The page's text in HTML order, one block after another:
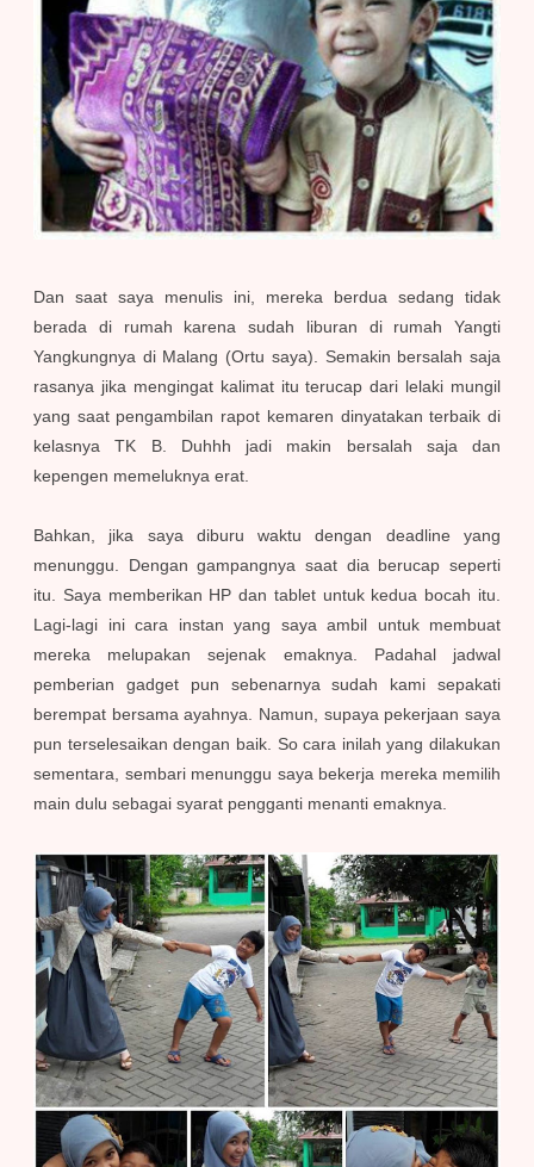
Dan saat saya menulis ini, mereka berdua sedang tidak
berada di rumah karena sudah liburan di rumah Yangti
Yangkungnya di Malang (Ortu saya). Semakin bersalah saja
rasanya jika mengingat kalimat itu terucap dari lelaki mungil
yang saat pengambilan rapot kemaren dinyatakan terbaik di
kelasnya TK B. Duhhh jadi makin bersalah saja dan
kepengen memeluknya erat.
Bahkan, jika saya diburu waktu dengan deadline yang
menunggu. Dengan gampangnya saat dia berucap seperti
itu. Saya memberikan HP dan tablet untuk kedua bocah itu.
Lagi-lagi ini cara instan yang saya ambil untuk membuat
mereka melupakan sejenak emaknya. Padahal jadwal
pemberian gadget pun sebenarnya sudah kami sepakati
berempat bersama ayahnya. Namun, supaya pekerjaan saya
pun terselesaikan dengan baik. So cara inilah yang dilakukan
sementara, sembari menunggu saya bekerja mereka memilih
main dulu sebagai syarat pengganti menanti emaknya.